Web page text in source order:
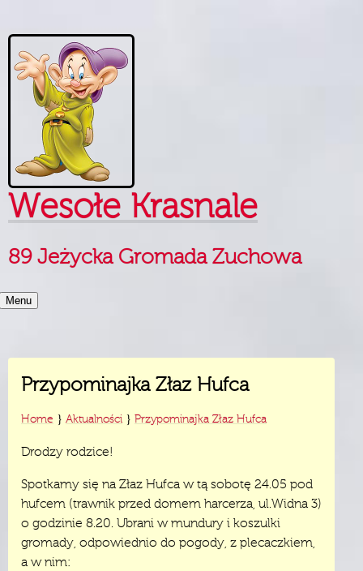
Wesołe Krasnale
89 Jeżycka Gromada Zuchowa
Menu
Przypominajka Złaz Hufca
Home } Aktualności } Przypominajka Złaz Hufca
Drodzy rodzice!
Spotkamy się na Złaz Hufca w tą sobotę 24.05 pod
hufcem (trawnik przed domem harcerza, ul.Widna 3)
o godzinie 8.20. Ubrani w mundury i koszulki
gromady, odpowiednio do pogody, z plecaczkiem,
a w nim: